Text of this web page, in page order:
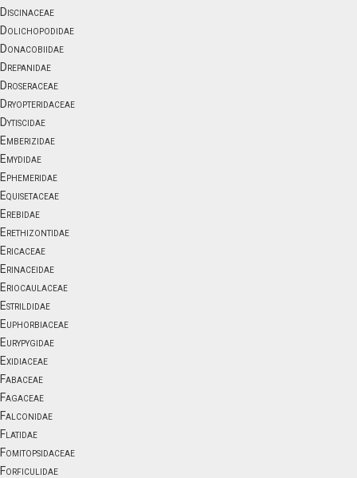
Discinaceae
Dolichopodidae
Donacobiidae
Drepanidae
Droseraceae
Dryopteridaceae
Dytiscidae
Emberizidae
Emydidae
Ephemeridae
Equisetaceae
Erebidae
Erethizontidae
Ericaceae
Erinaceidae
Eriocaulaceae
Estrildidae
Euphorbiaceae
Eurypygidae
Exidiaceae
Fabaceae
Fagaceae
Falconidae
Flatidae
Fomitopsidaceae
Forficulidae